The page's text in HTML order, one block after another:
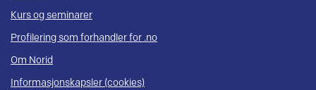
Kurs og seminarer
Profilering som forhandler for .no
Om Norid
Informasjonskapsler (cookies)